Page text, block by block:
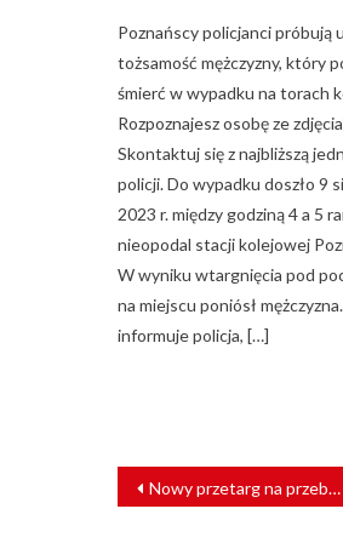
Poznańscy policjanci próbują
tożsamość mężczyzny, który
śmierć w wypadku na torach
Rozpoznajesz osobę ze
Skontaktuj się z najbliższą
policji. Do wypadku doszło 9
2023 r. między godziną 4 a 5
nieopodal stacji kolejowej
W wyniku wtargnięcia pod
na miejscu poniósł
informuje policja, […]
NAWIGACJA
WPISU
Nowy przetarg na przebudowę dworca PKP w Koszalinie